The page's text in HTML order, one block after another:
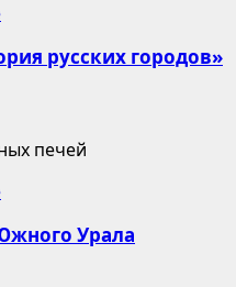
русских городов»
Урала